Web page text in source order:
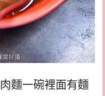
麵一碗裡面有麵